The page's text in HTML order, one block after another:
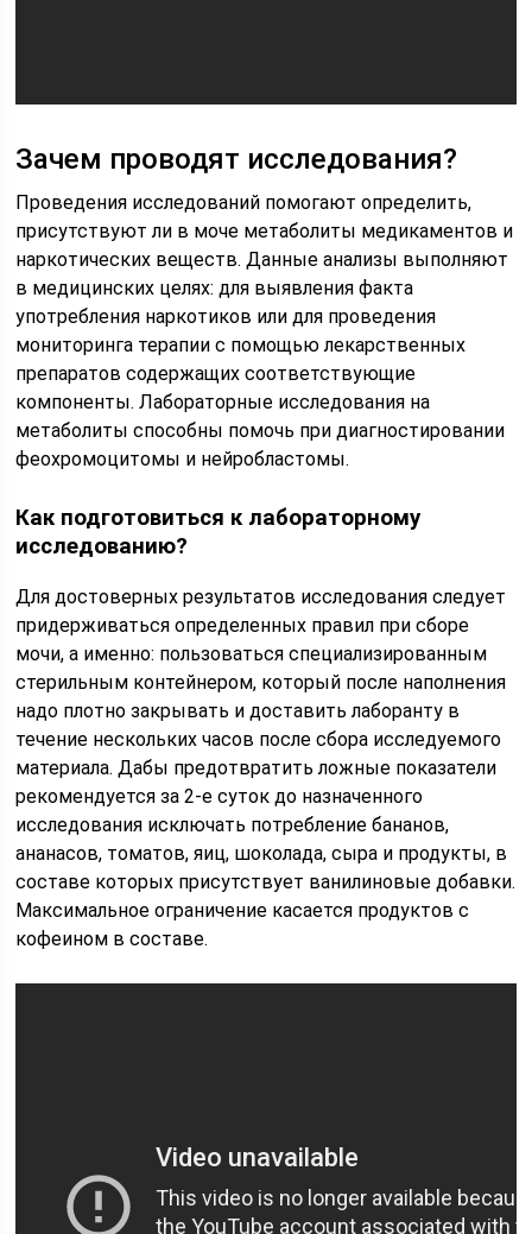
Зачем проводят исследования?
Проведения исследований помогают определить,
присутствуют ли в моче метаболиты медикаментов и
наркотических веществ. Данные анализы выполняют
в медицинских целях: для выявления факта
употребления наркотиков или для проведения
мониторинга терапии с помощью лекарственных
препаратов содержащих соответствующие
компоненты. Лабораторные исследования на
метаболиты способны помочь при диагностировании
феохромоцитомы и нейробластомы.
Как подготовиться к лабораторному
исследованию?
Для достоверных результатов исследования следует
придерживаться определенных правил при сборе
мочи, а именно: пользоваться специализированным
стерильным контейнером, который после наполнения
надо плотно закрывать и доставить лаборанту в
течение нескольких часов после сбора исследуемого
материала. Дабы предотвратить ложные показатели
рекомендуется за 2-е суток до назначенного
исследования исключать потребление бананов,
ананасов, томатов, яиц, шоколада, сыра и продукты, в
составе которых присутствует ванилиновые добавки.
Максимальное ограничение касается продуктов с
кофеином в составе.